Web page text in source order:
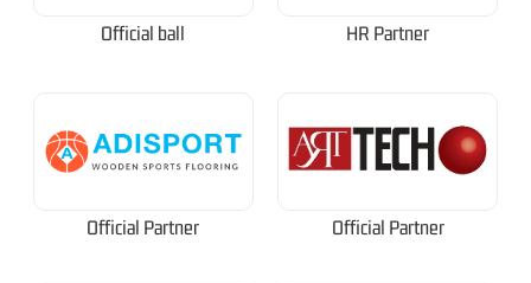
Official ball HR Partner
Official Partner Official Partner